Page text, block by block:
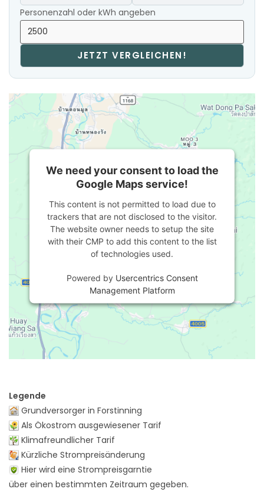
Personenzahl oder kWh angeben
JETZT VERGLEICHEN!
We need your consent to load the
Google Maps service!
This content is not permitted to load due to
trackers that are not disclosed to the visitor.
The website owner needs to setup the site
with their CMP to add this content to the list
of technologies used.
Powered by Usercentrics Consent
Management Platform
Legende
Grundversorger in Forstinning
Als Ökostrom ausgewiesener Tarif
Klimafreundlicher Tarif
Kürzliche Strompreisänderung
Hier wird eine Strompreisgarntie
über einen bestimmten Zeitraum gegeben.